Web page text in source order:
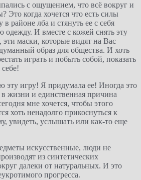
с ощущением, что всё вокруг и
Это когда хочется что есть силы
районе лба и стянуть ее с себя
одежду. И вместе с кожей снять эту
маски, которые видят на Вас
образ для общества. И хоть
играть и побыть собой, показать
эту игру! Я придумала ее! Иногда это
жизни и единственная причина
мне хочется, чтобы этого
хоть ненадолго прикоснуться к
увидеть, услышать или как-то еще
искусственные, люди не
из синтетических
далеки от натуральных. И это
прогресса.